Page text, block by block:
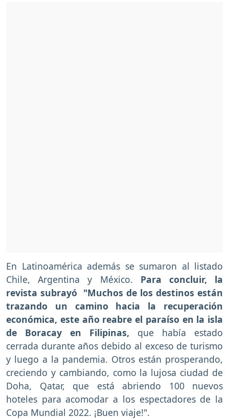
En Latinoamérica además se sumaron al listado
Chile, Argentina y México. Para concluir, la
revista subrayó "Muchos de los destinos están
trazando un camino hacia la recuperación
económica, este año reabre el paraíso en la isla
de Boracay en Filipinas, que había estado
cerrada durante años debido al exceso de turismo
y luego a la pandemia. Otros están prosperando,
creciendo y cambiando, como la lujosa ciudad de
Doha, Qatar, que está abriendo 100 nuevos
hoteles para acomodar a los espectadores de la
Copa Mundial 2022. ¡Buen viaje!".